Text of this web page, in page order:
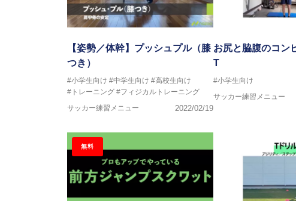
【姿勢／体幹】プッシュプル（膝
つき）
#小学生向け #中学生向け #高校生向け
#トレーニング #フィジカルトレーニング
サッカー練習メニュー
2022/02/19
お尻と脇腹のコン
T
#小学生向け
サッカー練習メニュー
無料